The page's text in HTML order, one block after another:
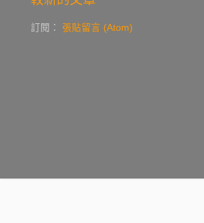
訂閱： 張貼留言 (Atom)